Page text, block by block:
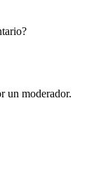
un moderador.